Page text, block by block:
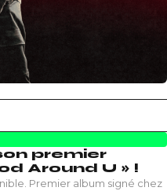
premier
Around U » !
Premier album signé chez